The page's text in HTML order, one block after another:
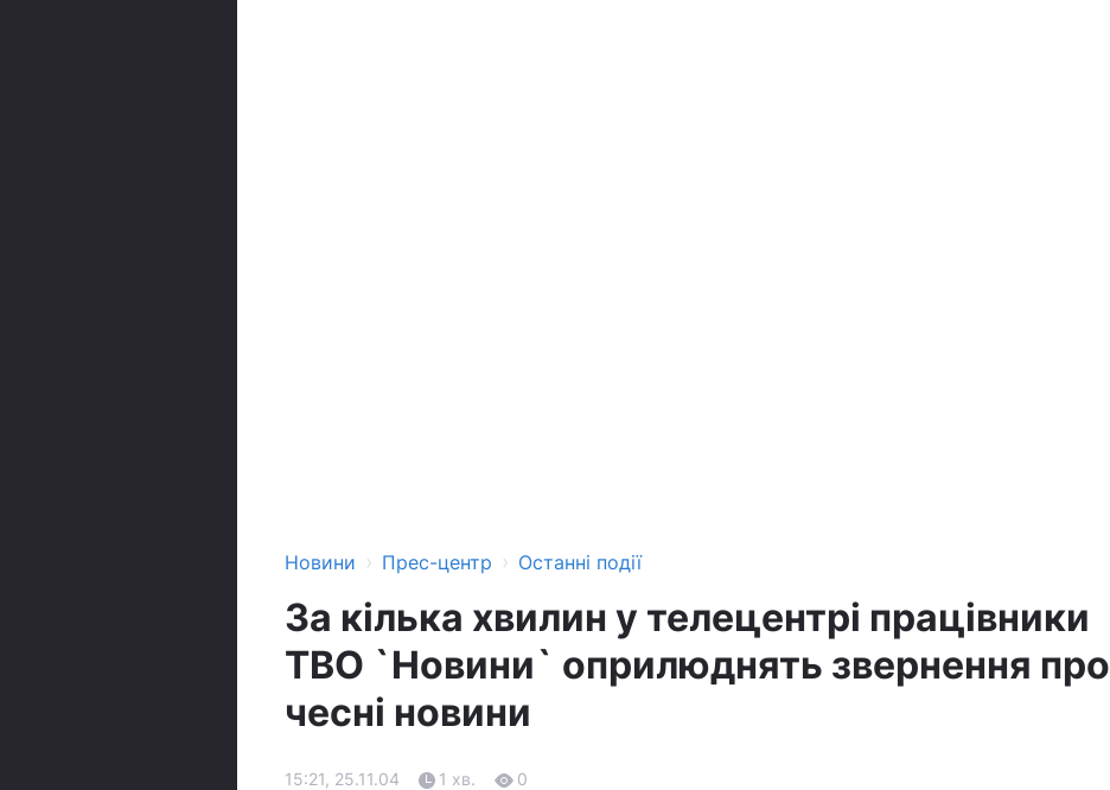
Новини › Прес-центр › Останні події
За кілька хвилин у телецентрі працівники
ТВО `Новини` оприлюднять звернення про
чесні новини
15:21, 25.11.04 1 хв. 0